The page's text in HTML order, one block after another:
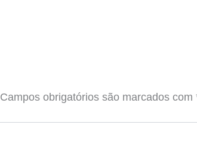
Campos obrigatórios são marcados com